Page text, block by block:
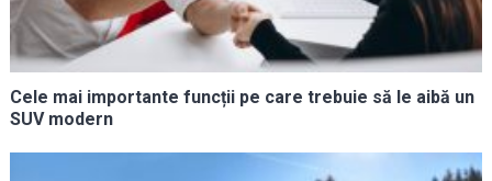
Cele mai importante funcții pe care trebuie să le aibă un
SUV modern